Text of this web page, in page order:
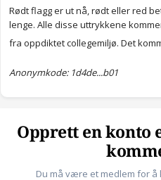
Rødt flagg er ut nå, rødt eller red
lenge. Alle disse uttrykkene
fra oppdiktet collegemiljø. Det
Anonymkode: 1d4de...b01
Opprett en konto
Du må være et medlem for